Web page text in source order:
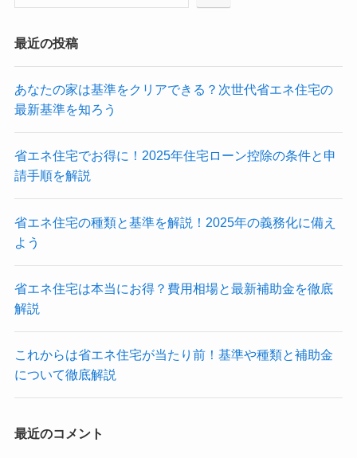
最近の投稿
あなたの家は基準をクリアできる？次世代省エネ住宅の
最新基準を知ろう
省エネ住宅でお得に！2025年住宅ローン控除の条件と申
請手順を解説
省エネ住宅の種類と基準を解説！2025年の義務化に備え
よう
省エネ住宅は本当にお得？費用相場と最新補助金を徹底
解説
これからは省エネ住宅が当たり前！基準や種類と補助金
について徹底解説
最近のコメント